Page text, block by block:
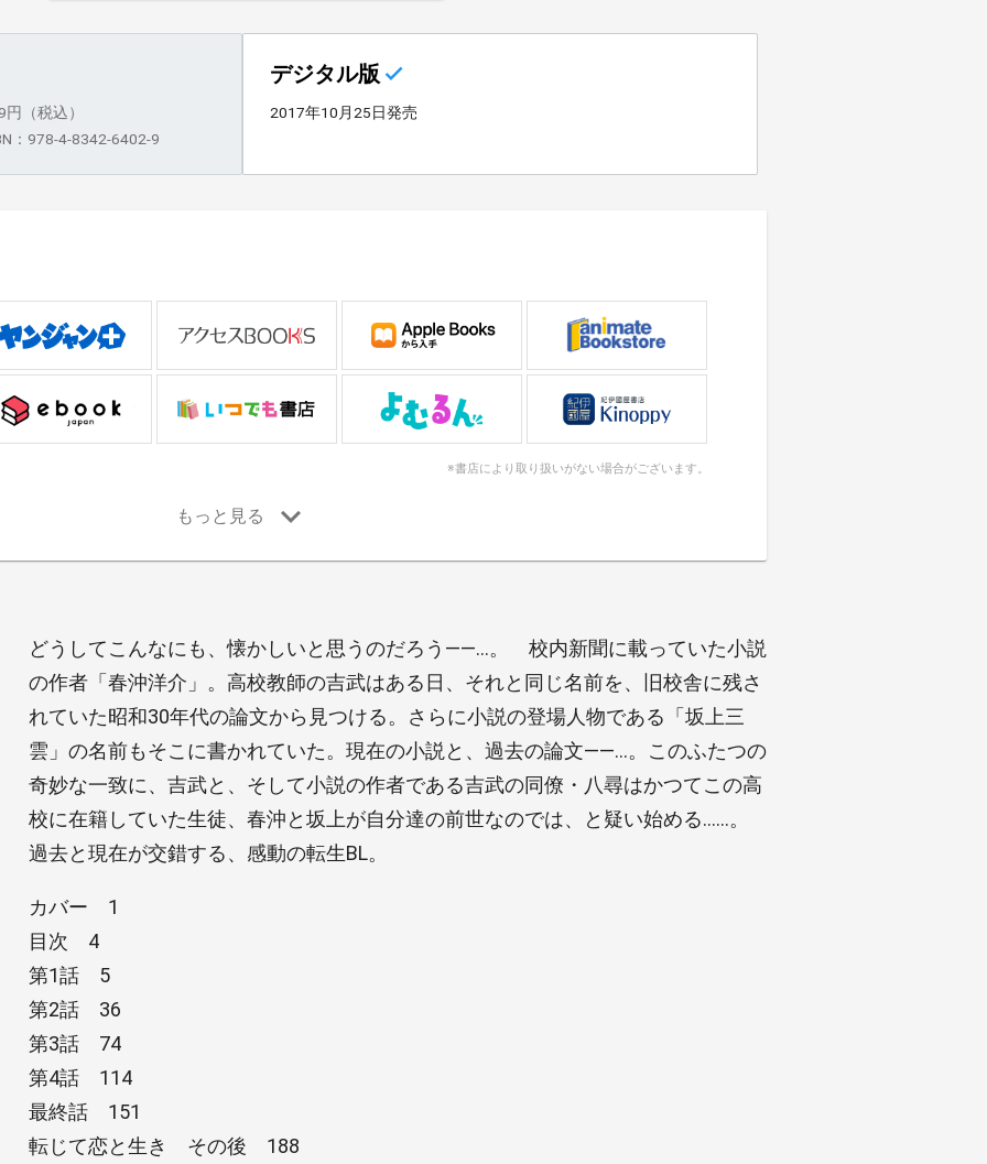
円（税込）
：978-4-8342-6402-9
デジタル版
2017年10月25日発売
※書店により取り扱いがない場合がございます。
どうしてこんなにも、懐かしいと思うのだろう――…。 校内新聞に載っていた小説
の作者「春沖洋介」。高校教師の吉武はある日、それと同じ名前を、旧校舎に残さ
れていた昭和30年代の論文から見つける。さらに小説の登場人物である「坂上三
雲」の名前もそこに書かれていた。現在の小説と、過去の論文――…。このふたつの
奇妙な一致に、吉武と、そして小説の作者である吉武の同僚・八尋はかつてこの高
校に在籍していた生徒、春沖と坂上が自分達の前世なのでは、と疑い始める……。
過去と現在が交錯する、感動の転生BL。
カバー 1
目次 4
第1話 5
第2話 36
第3話 74
第4話 114
最終話 151
転じて恋と生き その後 188